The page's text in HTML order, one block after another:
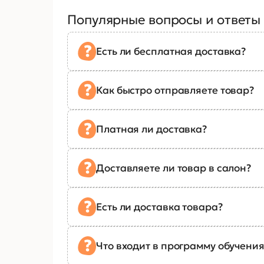
Популярные вопросы и ответы
Есть ли бесплатная доставка?
Как быстро отправляете товар?
Платная ли доставка?
Доставляете ли товар в салон?
Есть ли доставка товара?
Что входит в программу